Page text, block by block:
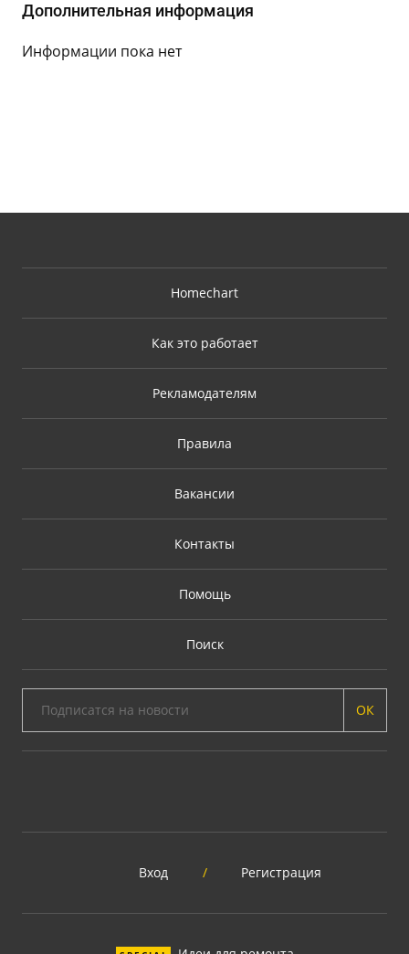
Дополнительная информация
Информации пока нет
Homechart
Как это работает
Рекламодателям
Правила
Вакансии
Контакты
Помощь
Поиск
ОК
Вход / Регистрация